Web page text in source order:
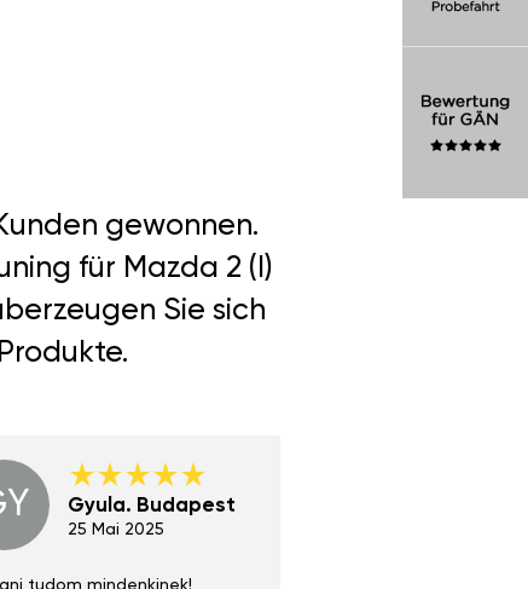
gewonnen.
für Mazda 2 (I)
Sie sich
Gyula. Budapest
25 Mai 2025